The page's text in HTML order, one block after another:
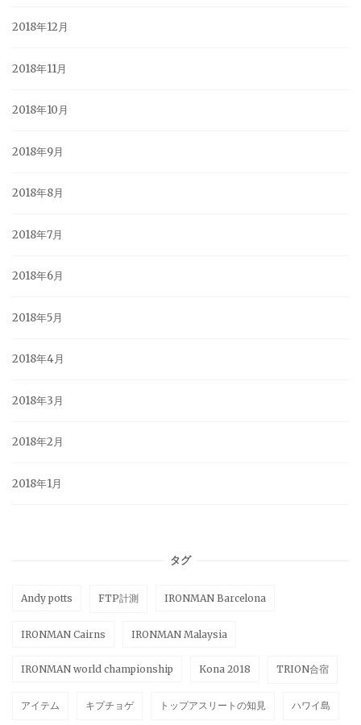
2018年12月
2018年11月
2018年10月
2018年9月
2018年8月
2018年7月
2018年6月
2018年5月
2018年4月
2018年3月
2018年2月
2018年1月
タグ
Andy potts FTP計測 IRONMAN Barcelona
IRONMAN Cairns IRONMAN Malaysia
IRONMAN world championship Kona 2018 TRION合宿
アイテム キプチョゲ トップアスリートの知見 ハワイ島